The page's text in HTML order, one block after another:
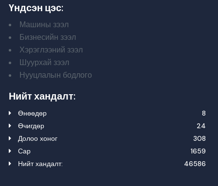
Үндсэн цэс:
Машины зээл
Бизнесийн зээл
Хэрэглээний зээл
Шуурхай зээл
Нууцлалын бодлого
Нийт хандалт:
Өнөөдөр
8
Өчигдөр
24
Долоо хоног
308
Сар
1659
Нийт хандалт:
46586